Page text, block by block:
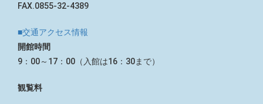
FAX.0855-32-4389
■交通アクセス情報
開館時間
9：00～17：00（入館は16：30まで）
観覧料